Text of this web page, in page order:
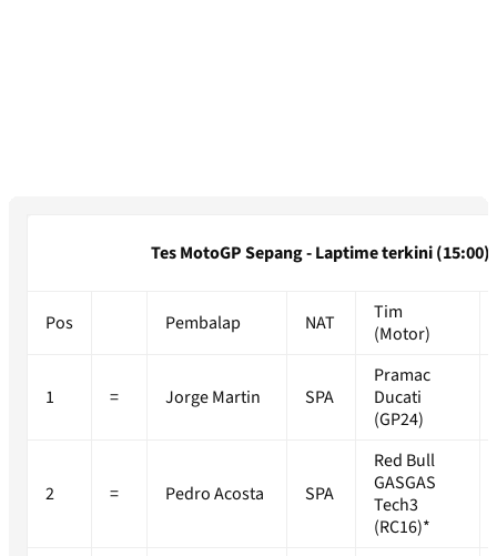
Tes MotoGP Sepang - Laptime terkini (15:00)
Pos Pembalap NAT
Tim
(Motor)
1 = Jorge Martin SPA
Pramac
Ducati
(GP24)
2 = Pedro Acosta SPA
Red Bull
GASGAS
Tech3
(RC16)*